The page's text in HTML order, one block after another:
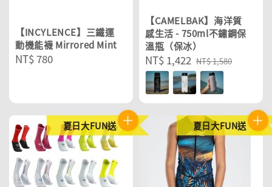
【INCYLENCE】三鐵運
動機能襪 Mirrored Mint
Regular
NT$ 780
【CAMELBAK】海洋質
感生活 - 750ml不鏽鋼保
溫瓶（保冰）
Sale
price
NT$ 1,422 Regular
price
NT$ 1,580
夏日大FUN送 夏日大FUN送